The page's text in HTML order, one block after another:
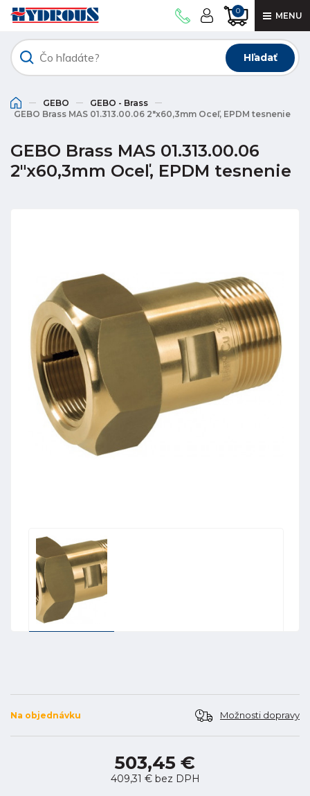
0 MENU
Hľadať
GEBO
GEBO - Brass
GEBO Brass MAS 01.313.00.06 2"x60,3mm Oceľ, EPDM tesnenie
GEBO Brass MAS 01.313.00.06
2"x60,3mm Oceľ, EPDM tesnenie
Na objednávku Možnosti dopravy
503,45 €
409,31 €bez DPH